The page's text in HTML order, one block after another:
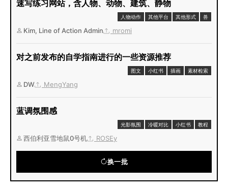
速写练习网站，含人物、动物、建筑、静物
人物动作 其他平台 其他形式 兽
Kim, Line of Action Admin mromi
对之前发布的自学指南进行的一些资源推荐
图文 小红书 插画 素材检索
DW MengYang
蓝调氛围感
光影氛围 冷暖对比 小红书 教程
西伯利亚雪地鼠0号机 ROSEy
换一批